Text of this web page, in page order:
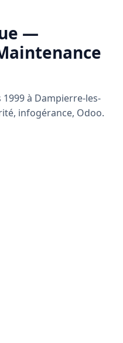
—
à Dampierre-les-
infogérance, Odoo.